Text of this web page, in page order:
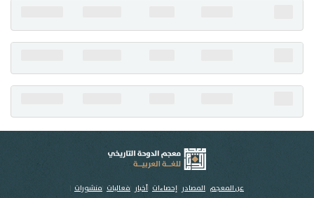
عن المعجم المصادر إحصاءات أخبار فعاليات منشورات